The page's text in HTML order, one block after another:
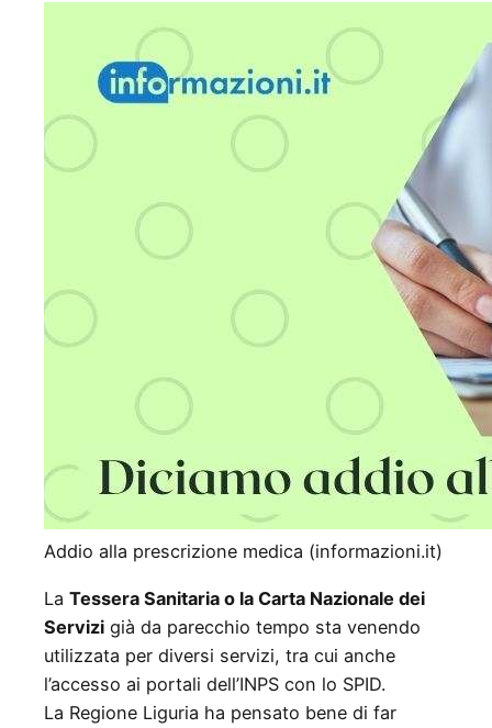
Addio alla prescrizione medica (informazioni.it)
La Tessera Sanitaria o la Carta Nazionale dei
Servizi già da parecchio tempo sta venendo
utilizzata per diversi servizi, tra cui anche
l’accesso ai portali dell’INPS con lo SPID.
La Regione Liguria ha pensato bene di far